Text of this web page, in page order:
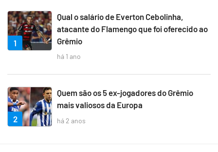
1
Qual o salário de Everton Cebolinha,
atacante do Flamengo que foi oferecido ao
Grêmio
há 1 ano
2
Quem são os 5 ex-jogadores do Grêmio
mais valiosos da Europa
há 2 anos